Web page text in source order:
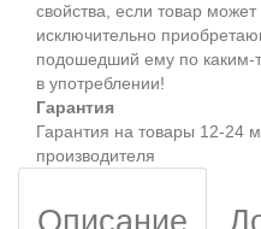
свойства, если товар
исключительно
подошедший eмy по
в употреблении!
Гарантия
Гарантия на товары 12-24
производителя
Описание